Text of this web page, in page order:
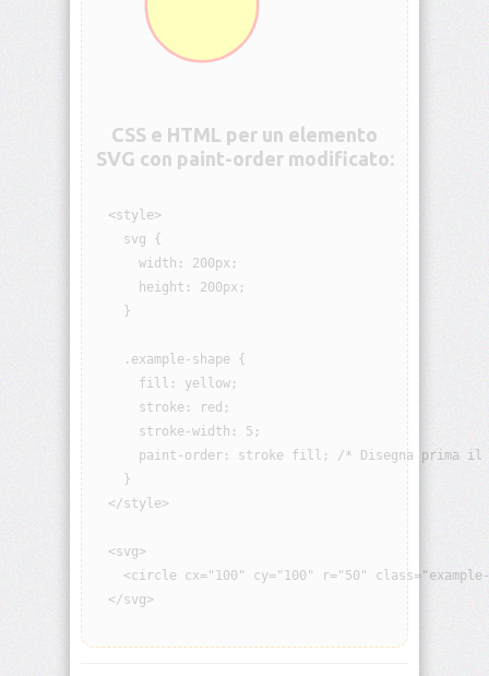
animation-
name
animation-
play-
state
animation-
timing-
function
aspect-
ratio
backdrop-
filter
backface-
visibility
background
background-
attachment
background-
blend-
mode
CSS e HTML per un elemento
SVG con paint-order modificato:
  <style>
    svg {
      width: 200px;
      height: 200px;
    }
    .example-shape {
      fill: yellow;
      stroke: red;
      stroke-width: 5;
paint-order: stroke fill; /* Disegna prima
    }
  </style>
  <svg>
<circle cx="100" cy="100" r="50"
  </svg>